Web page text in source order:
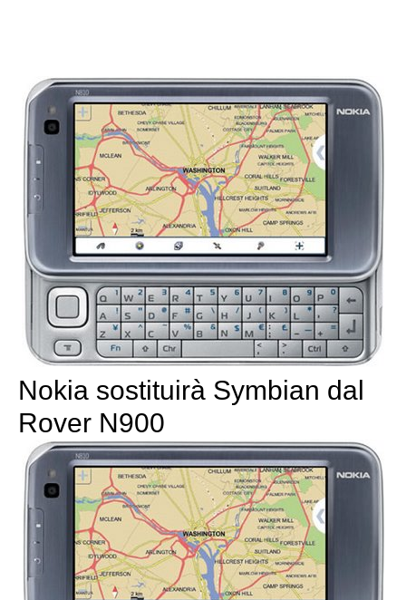
Nokia sostituirà Symbian dal
Rover N900